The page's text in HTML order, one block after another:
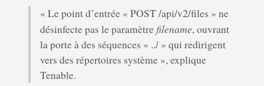
« Le point d’entrée « POST /api/v2/files » ne
désinfecte pas le paramètre filename, ouvrant
la porte à des séquences « ../ » qui redirigent
vers des répertoires système », explique
Tenable.